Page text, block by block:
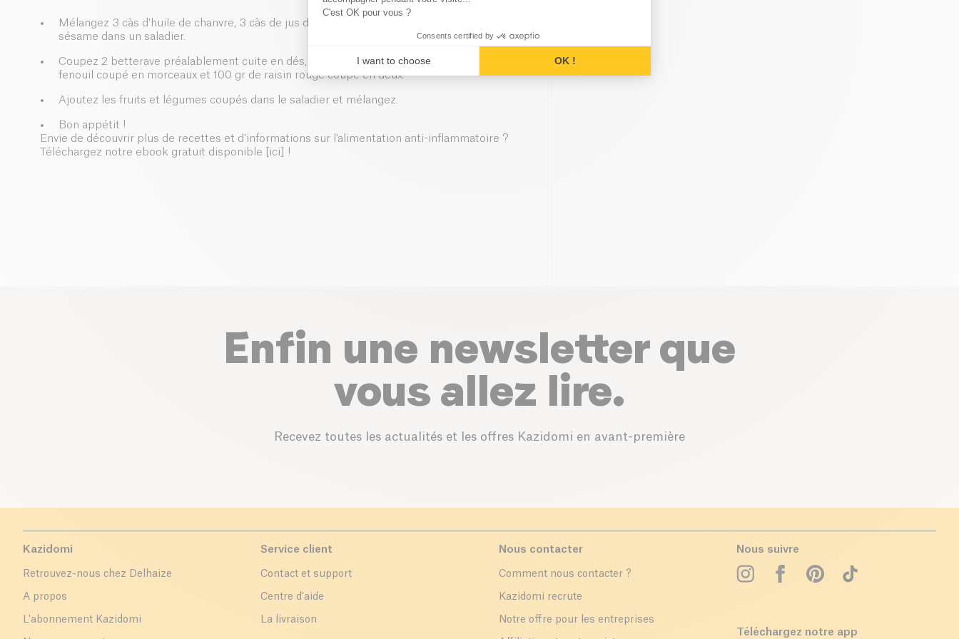
Mélangez 3 càs d’huile de chanvre, 3 càs de jus de citron, 1 càs de miel et 1 càc de
sésame dans un saladier.
Coupez 2 betterave préalablement cuite en dés, 1 pomme pelée en fine tranche, 1
fenouil coupé en morceaux et 100 gr de raisin rouge coupé en deux.
Ajoutez les fruits et légumes coupés dans le saladier et mélangez.
Bon appétit !
Envie de découvrir plus de recettes et d'informations sur l'alimentation anti-inflammatoire ?
Téléchargez notre ebook gratuit disponible [ici] !
Enfin une newsletter que
vous allez lire.
Recevez toutes les actualités et les offres Kazidomi en avant-première
Kazidomi
Retrouvez-nous chez Delhaize
A propos
L'abonnement Kazidomi
Service client
Contact et support
Centre d'aide
La livraison
Nous contacter
Comment nous contacter ?
Kazidomi recrute
Notre offre pour les entreprises
Nous suivre
Téléchargez notre app
C'est OK pour vous ?
Consents certified by
I want to choose OK !